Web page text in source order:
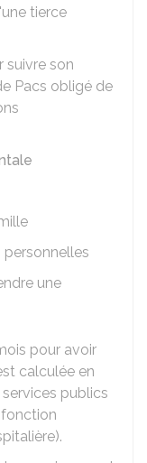
tierce
suivre son
Pacs obligé de
une
pour avoir
calculée en
publics